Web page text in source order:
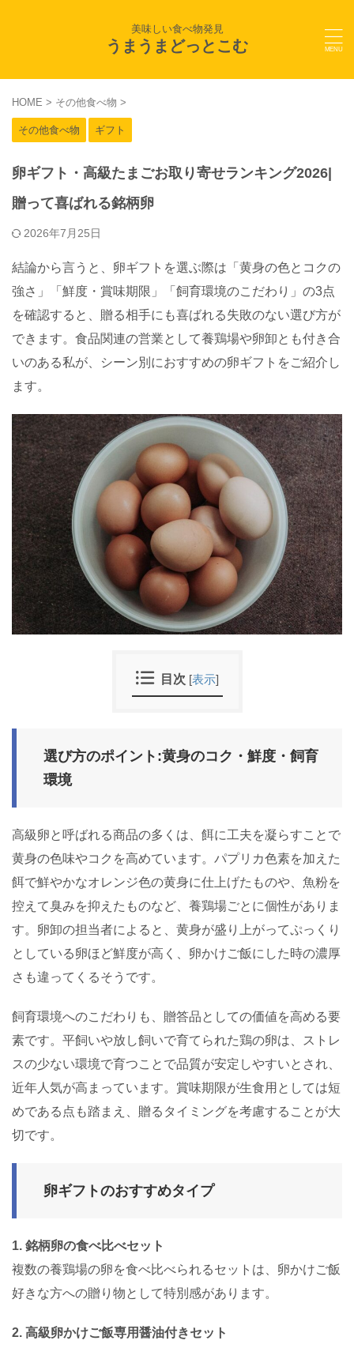
美味しい食べ物発見
うまうまどっとこむ
HOME > その他食べ物 >
その他食べ物 ギフト
卵ギフト・高級たまごお取り寄せランキング2026|
贈って喜ばれる銘柄卵
2026年7月25日
結論から言うと、卵ギフトを選ぶ際は「黄身の色とコクの
強さ」「鮮度・賞味期限」「飼育環境のこだわり」の3点
を確認すると、贈る相手にも喜ばれる失敗のない選び方が
できます。食品関連の営業として養鶏場や卵卸とも付き合
いのある私が、シーン別におすすめの卵ギフトをご紹介し
ます。
目次 [表示]
選び方のポイント:黄身のコク・鮮度・飼育
環境
高級卵と呼ばれる商品の多くは、餌に工夫を凝らすことで
黄身の色味やコクを高めています。パプリカ色素を加えた
餌で鮮やかなオレンジ色の黄身に仕上げたものや、魚粉を
控えて臭みを抑えたものなど、養鶏場ごとに個性がありま
す。卵卸の担当者によると、黄身が盛り上がってぷっくり
としている卵ほど鮮度が高く、卵かけご飯にした時の濃厚
さも違ってくるそうです。
飼育環境へのこだわりも、贈答品としての価値を高める要
素です。平飼いや放し飼いで育てられた鶏の卵は、ストレ
スの少ない環境で育つことで品質が安定しやすいとされ、
近年人気が高まっています。賞味期限が生食用としては短
めである点も踏まえ、贈るタイミングを考慮することが大
切です。
卵ギフトのおすすめタイプ
1. 銘柄卵の食べ比べセット
複数の養鶏場の卵を食べ比べられるセットは、卵かけご飯
好きな方への贈り物として特別感があります。
2. 高級卵かけご飯専用醤油付きセット